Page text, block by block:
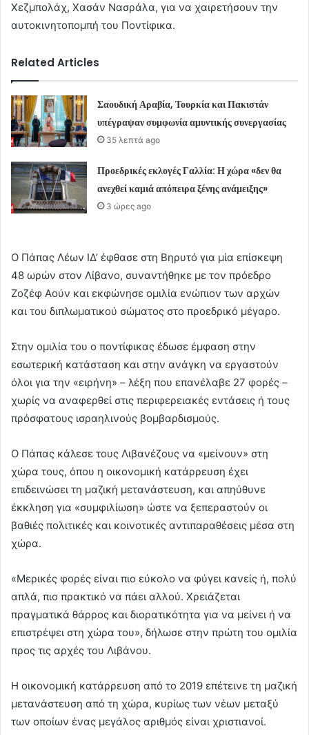
Χεζμπολάχ, Χασάν Νασράλα, για να χαιρετήσουν την
αυτοκινητοπομπή του Ποντίφικα.
Related Articles
Σαουδική Αραβία, Τουρκία και Πακιστάν
υπέγραψαν συμφωνία αμυντικής συνεργασίας
35 λεπτά ago
Προεδρικές εκλογές Γαλλία: Η χώρα «δεν θα
ανεχθεί καμιά απόπειρα ξένης ανάμειξης»
3 ώρες ago
Ο Πάπας Λέων ΙΔ’ έφθασε στη Βηρυτό για μία επίσκεψη
48 ωρών στον Λίβανο, συναντήθηκε με τον πρόεδρο
Ζοζέφ Αούν και εκφώνησε ομιλία ενώπιον των αρχών
και του διπλωματικού σώματος στο προεδρικό μέγαρο.
Στην ομιλία του ο ποντίφικας έδωσε έμφαση στην
εσωτερική κατάσταση και στην ανάγκη να εργαστούν
όλοι για την «ειρήνη» – λέξη που επανέλαβε 27 φορές –
χωρίς να αναφερθεί στις περιφερειακές εντάσεις ή τους
πρόσφατους ισραηλινούς βομβαρδισμούς.
Ο Πάπας κάλεσε τους Λιβανέζους να «μείνουν» στη
χώρα τους, όπου η οικονομική κατάρρευση έχει
επιδεινώσει τη μαζική μετανάστευση, και απηύθυνε
έκκληση για «συμφιλίωση» ώστε να ξεπεραστούν οι
βαθιές πολιτικές και κοινοτικές αντιπαραθέσεις μέσα στη
χώρα.
«Μερικές φορές είναι πιο εύκολο να φύγει κανείς ή, πολύ
απλά, πιο πρακτικό να πάει αλλού. Χρειάζεται
πραγματικά θάρρος και διορατικότητα για να μείνει ή να
επιστρέψει στη χώρα του», δήλωσε στην πρώτη του ομιλία
προς τις αρχές του Λιβάνου.
Η οικονομική κατάρρευση από το 2019 επέτεινε τη μαζική
μετανάστευση από τη χώρα, κυρίως των νέων μεταξύ
των οποίων ένας μεγάλος αριθμός είναι χριστιανοί.